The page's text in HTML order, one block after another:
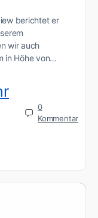
berichtet er
wir auch
in Höhe von…
0
Kommentar